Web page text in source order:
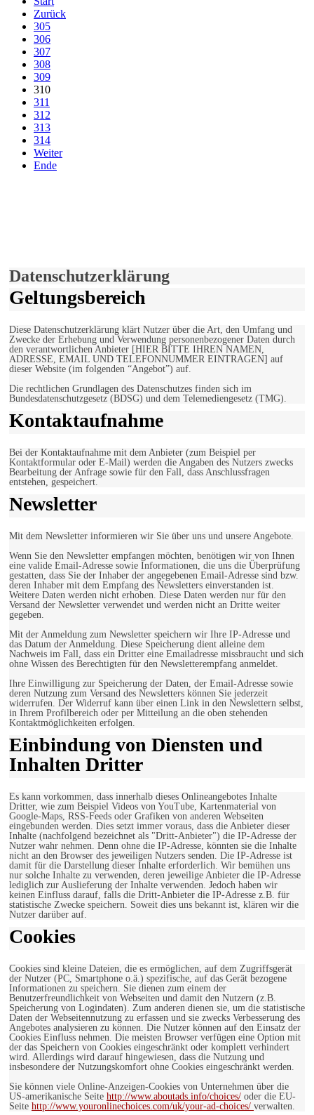
Zurück
305
306
307
308
309
310
311
312
313
314
Weiter
Ende
Datenschutzerklärung
Geltungsbereich
Diese Datenschutzerklärung klärt Nutzer über die Art, den Umfang und
Zwecke der Erhebung und Verwendung personenbezogener Daten durch
den verantwortlichen Anbieter [HIER BITTE IHREN NAMEN,
ADRESSE, EMAIL UND TELEFONNUMMER EINTRAGEN] auf
dieser Website (im folgenden “Angebot”) auf.
Die rechtlichen Grundlagen des Datenschutzes finden sich im
Bundesdatenschutzgesetz (BDSG) und dem Telemediengesetz (TMG).
Kontaktaufnahme
Bei der Kontaktaufnahme mit dem Anbieter (zum Beispiel per
Kontaktformular oder E-Mail) werden die Angaben des Nutzers zwecks
Bearbeitung der Anfrage sowie für den Fall, dass Anschlussfragen
entstehen, gespeichert.
Newsletter
Mit dem Newsletter informieren wir Sie über uns und unsere Angebote.
Wenn Sie den Newsletter empfangen möchten, benötigen wir von Ihnen
eine valide Email-Adresse sowie Informationen, die uns die Überprüfung
gestatten, dass Sie der Inhaber der angegebenen Email-Adresse sind bzw.
deren Inhaber mit dem Empfang des Newsletters einverstanden ist.
Weitere Daten werden nicht erhoben. Diese Daten werden nur für den
Versand der Newsletter verwendet und werden nicht an Dritte weiter
gegeben.
Mit der Anmeldung zum Newsletter speichern wir Ihre IP-Adresse und
das Datum der Anmeldung. Diese Speicherung dient alleine dem
Nachweis im Fall, dass ein Dritter eine Emailadresse missbraucht und sich
ohne Wissen des Berechtigten für den Newsletterempfang anmeldet.
Ihre Einwilligung zur Speicherung der Daten, der Email-Adresse sowie
deren Nutzung zum Versand des Newsletters können Sie jederzeit
widerrufen. Der Widerruf kann über einen Link in den Newslettern selbst,
in Ihrem Profilbereich oder per Mitteilung an die oben stehenden
Kontaktmöglichkeiten erfolgen.
Einbindung von Diensten und
Inhalten Dritter
Es kann vorkommen, dass innerhalb dieses Onlineangebotes Inhalte
Dritter, wie zum Beispiel Videos von YouTube, Kartenmaterial von
Google-Maps, RSS-Feeds oder Grafiken von anderen Webseiten
eingebunden werden. Dies setzt immer voraus, dass die Anbieter dieser
Inhalte (nachfolgend bezeichnet als "Dritt-Anbieter") die IP-Adresse der
Nutzer wahr nehmen. Denn ohne die IP-Adresse, könnten sie die Inhalte
nicht an den Browser des jeweiligen Nutzers senden. Die IP-Adresse ist
damit für die Darstellung dieser Inhalte erforderlich. Wir bemühen uns
nur solche Inhalte zu verwenden, deren jeweilige Anbieter die IP-Adresse
lediglich zur Auslieferung der Inhalte verwenden. Jedoch haben wir
keinen Einfluss darauf, falls die Dritt-Anbieter die IP-Adresse z.B. für
statistische Zwecke speichern. Soweit dies uns bekannt ist, klären wir die
Nutzer darüber auf.
Cookies
Cookies sind kleine Dateien, die es ermöglichen, auf dem Zugriffsgerät
der Nutzer (PC, Smartphone o.ä.) spezifische, auf das Gerät bezogene
Informationen zu speichern. Sie dienen zum einem der
Benutzerfreundlichkeit von Webseiten und damit den Nutzern (z.B.
Speicherung von Logindaten). Zum anderen dienen sie, um die statistische
Daten der Webseitennutzung zu erfassen und sie zwecks Verbesserung des
Angebotes analysieren zu können. Die Nutzer können auf den Einsatz der
Cookies Einfluss nehmen. Die meisten Browser verfügen eine Option mit
der das Speichern von Cookies eingeschränkt oder komplett verhindert
wird. Allerdings wird darauf hingewiesen, dass die Nutzung und
insbesondere der Nutzungskomfort ohne Cookies eingeschränkt werden.
Sie können viele Online-Anzeigen-Cookies von Unternehmen über die
US-amerikanische Seite http://www.aboutads.info/choices/ oder die EU-
Seite http://www.youronlinechoices.com/uk/your-ad-choices/ verwalten.